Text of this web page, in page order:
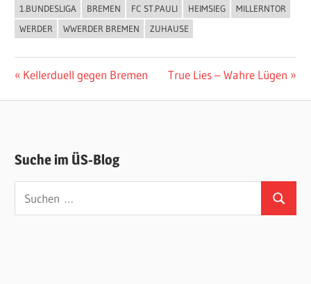
1.BUNDESLIGA BREMEN FC ST.PAULI HEIMSIEG
MILLERNTOR
WERDER
WWERDER BREMEN ZUHAUSE
Beitragsnavigation
Vorheriger
Kellerduell gegen Bremen
Nächster
True Lies – Wahre Lügen
Suche im ÜS-Blog
Suchen
nach:
Suchen